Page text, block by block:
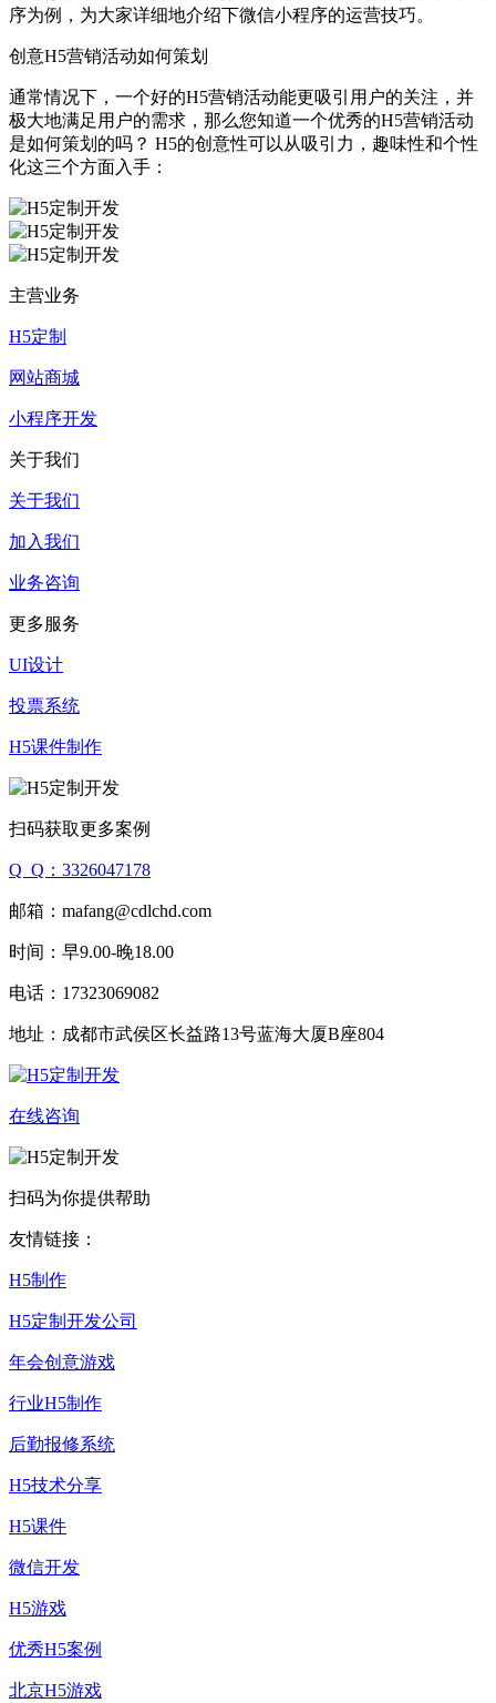
序为例，为大家详细地介绍下微信小程序的运营技巧。
创意H5营销活动如何策划
通常情况下，一个好的H5营销活动能更吸引用户的关注，并
极大地满足用户的需求，那么您知道一个优秀的H5营销活动
是如何策划的吗？ H5的创意性可以从吸引力，趣味性和个性
化这三个方面入手：
主营业务
H5定制
网站商城
小程序开发
关于我们
关于我们
加入我们
业务咨询
更多服务
UI设计
投票系统
H5课件制作
扫码获取更多案例
Q Q：3326047178
邮箱：mafang@cdlchd.com
时间：早9.00-晚18.00
电话：17323069082
地址：成都市武侯区长益路13号蓝海大厦B座804
在线咨询
扫码为你提供帮助
友情链接：
H5制作
H5定制开发公司
年会创意游戏
行业H5制作
后勤报修系统
H5技术分享
H5课件
微信开发
H5游戏
优秀H5案例
北京H5游戏